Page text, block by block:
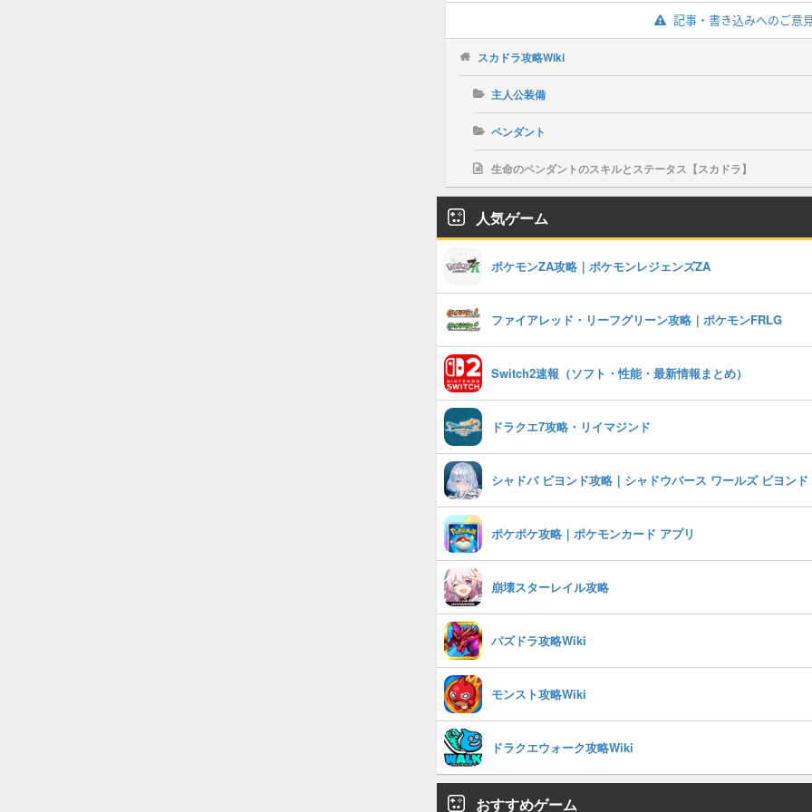
記事・書き込みへのご意
スカドラ攻略Wiki
主人公装備
ペンダント
生命のペンダントのスキルとステータス【スカドラ】
人気ゲーム
ポケモンZA攻略｜ポケモンレジェンズZA
ファイアレッド・リーフグリーン攻略｜ポケモンFRLG
Switch2速報（ソフト・性能・最新情報まとめ）
ドラクエ7攻略・リイマジンド
シャドバ ビヨンド攻略｜シャドウバース ワールズ ビヨンド
ポケポケ攻略｜ポケモンカード アプリ
崩壊スターレイル攻略
パズドラ攻略Wiki
モンスト攻略Wiki
ドラクエウォーク攻略Wiki
おすすめゲーム